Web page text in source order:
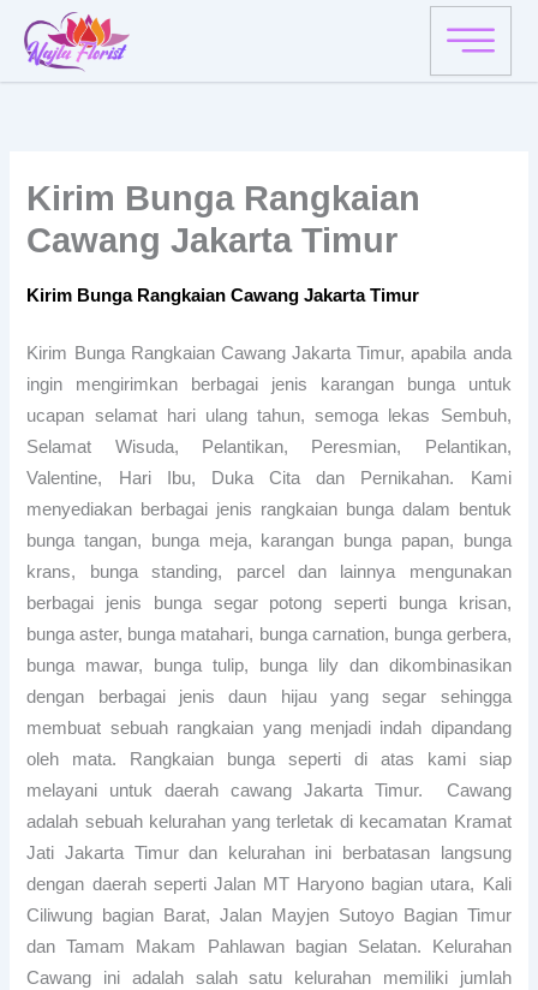
Kirim Bunga Rangkaian
Cawang Jakarta Timur
Kirim Bunga Rangkaian Cawang Jakarta Timur
Kirim Bunga Rangkaian Cawang Jakarta Timur, apabila anda
ingin mengirimkan berbagai jenis karangan bunga untuk
ucapan selamat hari ulang tahun, semoga lekas Sembuh,
Selamat Wisuda, Pelantikan, Peresmian, Pelantikan,
Valentine, Hari Ibu, Duka Cita dan Pernikahan. Kami
menyediakan berbagai jenis rangkaian bunga dalam bentuk
bunga tangan, bunga meja, karangan bunga papan, bunga
krans, bunga standing, parcel dan lainnya mengunakan
berbagai jenis bunga segar potong seperti bunga krisan,
bunga aster, bunga matahari, bunga carnation, bunga gerbera,
bunga mawar, bunga tulip, bunga lily dan dikombinasikan
dengan berbagai jenis daun hijau yang segar sehingga
membuat sebuah rangkaian yang menjadi indah dipandang
oleh mata. Rangkaian bunga seperti di atas kami siap
melayani untuk daerah cawang Jakarta Timur. Cawang
adalah sebuah kelurahan yang terletak di kecamatan Kramat
Jati Jakarta Timur dan kelurahan ini berbatasan langsung
dengan daerah seperti Jalan MT Haryono bagian utara, Kali
Ciliwung bagian Barat, Jalan Mayjen Sutoyo Bagian Timur
dan Tamam Makam Pahlawan bagian Selatan. Kelurahan
Cawang ini adalah salah satu kelurahan memiliki jumlah